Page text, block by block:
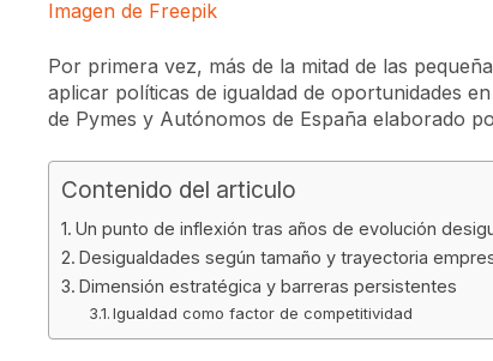
Imagen de Freepik
Por primera vez, más de la mitad de las
aplicar políticas de igualdad de oportunidades
de Pymes y Autónomos de España elaborado
Contenido del articulo
Un punto de inflexión tras años de evolución
Desigualdades según tamaño y trayectoria
Dimensión estratégica y barreras persistentes
Igualdad como factor de competitividad